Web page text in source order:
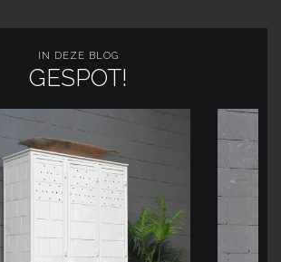
IN DEZE BLOG
GESPOT!